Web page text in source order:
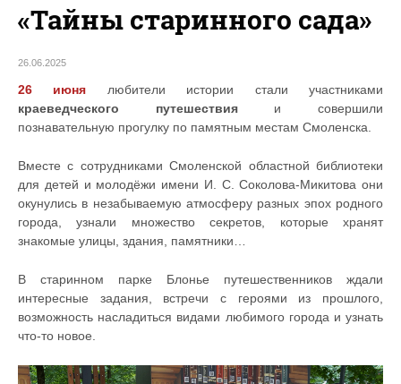
«Тайны старинного сада»
26.06.2025
26 июня любители истории стали участниками
краеведческого путешествияи совершили
познавательную прогулку по памятным местам Смоленска.
Вместе с сотрудниками Смоленской областной библиотеки
для детей и молодёжи имени И. С. Соколова-Микитова они
окунулись в незабываемую атмосферу разных эпох родного
города, узнали множество секретов, которые хранят
знакомые улицы, здания, памятники…
В старинном парке Блонье путешественников ждали
интересные задания, встречи с героями из прошлого,
возможность насладиться видами любимого города и узнать
что-то новое.